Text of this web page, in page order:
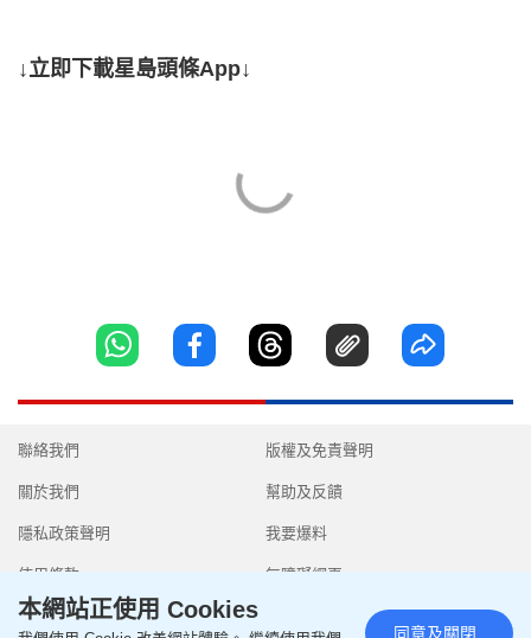
↓立即下載星島頭條App↓
聯絡我們
關於我們
隱私政策聲明
使用條款
版權及免責聲明
幫助及反饋
我要爆料
無障礙網頁
本網站正使用 Cookies
同意及關閉